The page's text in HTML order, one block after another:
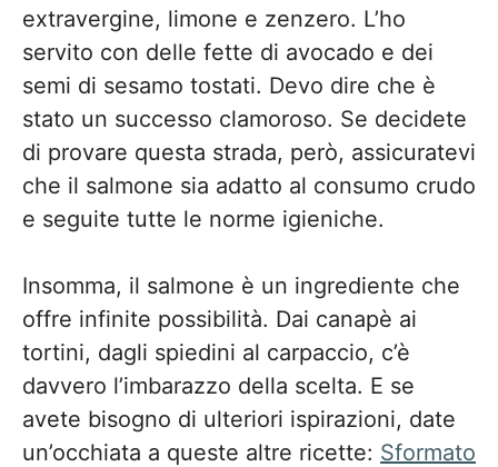
extravergine, limone e zenzero. L’ho
servito con delle fette di avocado e dei
semi di sesamo tostati. Devo dire che è
stato un successo clamoroso. Se decidete
di provare questa strada, però, assicuratevi
che il salmone sia adatto al consumo crudo
e seguite tutte le norme igieniche.
Insomma, il salmone è un ingrediente che
offre infinite possibilità. Dai canapè ai
tortini, dagli spiedini al carpaccio, c’è
davvero l’imbarazzo della scelta. E se
avete bisogno di ulteriori ispirazioni, date
un’occhiata a queste altre ricette: Sformato